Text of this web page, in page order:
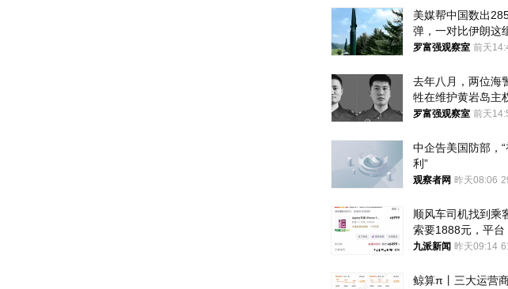
美媒帮中国数出
弹，一对比伊朗这
发现出大事了
罗富强观察室 前天
去年八月，两位海
牲在维护黄岩岛主
中
罗富强观察室 前天
中企告美国防部，
利”
观察者网 昨天08:06
顺风车司机找到乘
索要1888元，平台
司机沟通协商
九派新闻 昨天09:14
鲸算π丨三大运营